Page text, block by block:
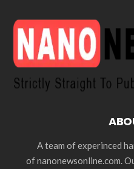
A team of experinced
of nanonewsonline.com.